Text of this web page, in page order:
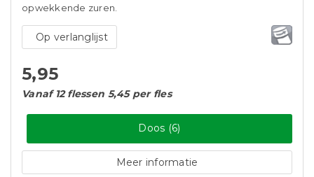
opwekkende zuren.
Op verlanglijst
5,95
Vanaf 12 flessen 5,45 per fles
Doos (6)
Meer informatie